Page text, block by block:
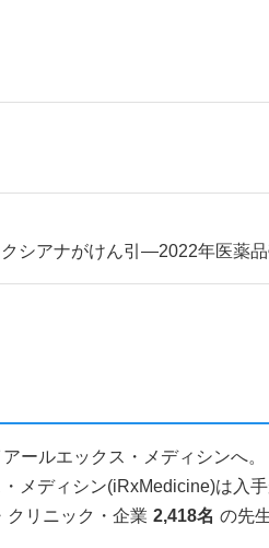
シアナがけん引―2022年医薬
ールエックス・メディシンへ。
メディシン(iRxMedicine)は入
クリニック・企業 2,418名 の先